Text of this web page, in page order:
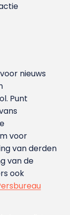
nieuws
Punt
voor
van derden
van de
ook